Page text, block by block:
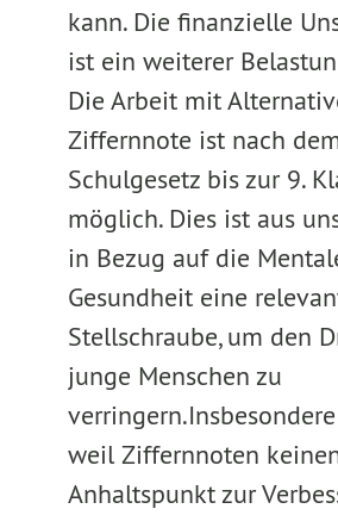
kann. Die finanzielle
ist ein weiterer
Die Arbeit mit
Ziffernnote ist nach
Schulgesetz bis zur 9.
möglich. Dies ist aus
in Bezug auf die
Gesundheit eine
Stellschraube, um den
junge Menschen zu
weil Ziffernnoten
Anhaltspunkt zur